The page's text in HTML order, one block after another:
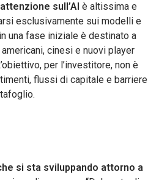
attenzione sull’AI è altissima e
esclusivamente sui modelli e
una fase iniziale è destinato a
cinesi e nuovi player
per l’investitore, non è
flussi di capitale e barriere
si sta sviluppando attorno a